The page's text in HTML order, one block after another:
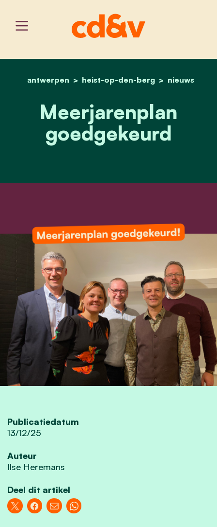
home
antwerpen heist-op-den-berg nieuws
meerjarenplan
Meerjarenplan
goedgekeurd
Publicatiedatum
13/12/25
Auteur
Ilse Heremans
Deel dit artikel